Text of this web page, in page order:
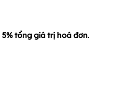
5% tổng giá trị hoá đơn.